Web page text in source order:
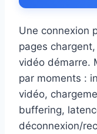
Une connexion
pages
vidéo démarre.
par moments :
vidéo,
buffering,
déconnexion/